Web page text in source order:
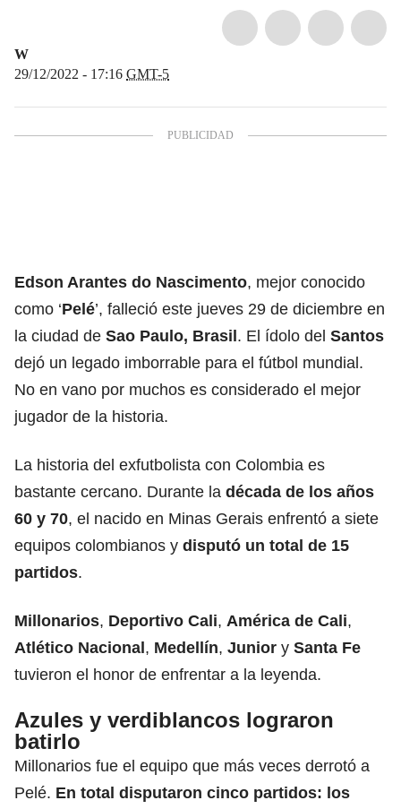
W
29/12/2022 - 17:16 GMT-5
Edson Arantes do Nascimento, mejor conocido
como ‘Pelé’, falleció este jueves 29 de diciembre en
la ciudad de Sao Paulo, Brasil. El ídolo del Santos
dejó un legado imborrable para el fútbol mundial.
No en vano por muchos es considerado el mejor
jugador de la historia.
La historia del exfutbolista con Colombia es
bastante cercano. Durante la década de los años
60 y 70, el nacido en Minas Gerais enfrentó a siete
equipos colombianos y disputó un total de 15
partidos.
Millonarios, Deportivo Cali, América de Cali,
Atlético Nacional, Medellín, Junior y Santa Fe
tuvieron el honor de enfrentar a la leyenda.
Azules y verdiblancos lograron
batirlo
Millonarios fue el equipo que más veces derrotó a
Pelé. En total disputaron cinco partidos: los